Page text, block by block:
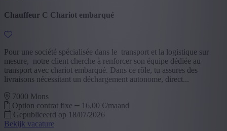
Chauffeur C Chariot embarqué
Pour une société spécialisée dans le transport et la logistique sur
mesure, notre client cherche à renforcer son équipe dédiée au
transport avec chariot embarqué. Dans ce rôle, tu assures des
livraisons nécessitant un déchargement autonome, direct...
7000 Mons
Option contrat fixe
16,00 €/maand
Gepubliceerd op 18/07/2026
Bekijk vacature